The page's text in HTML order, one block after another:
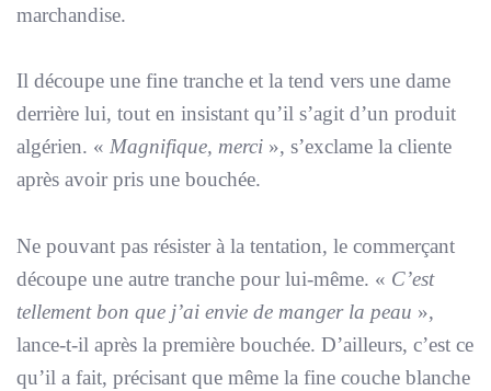
marchandise.
Il découpe une fine tranche et la tend vers une dame
derrière lui, tout en insistant qu’il s’agit d’un produit
algérien. « Magnifique, merci », s’exclame la cliente
après avoir pris une bouchée.
Ne pouvant pas résister à la tentation, le commerçant
découpe une autre tranche pour lui-même. « C’est
tellement bon que j’ai envie de manger la peau »,
lance-t-il après la première bouchée. D’ailleurs, c’est ce
qu’il a fait, précisant que même la fine couche blanche